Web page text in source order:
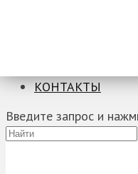
КОНТАКТЫ
Введите запрос и